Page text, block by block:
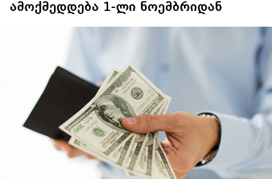
ამოქმედდება 1-ლი ნოემბრიდან